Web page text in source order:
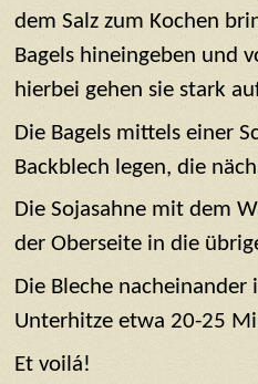
dem Salz zum Kochen
Bagels hineingeben und
hierbei gehen sie stark
Die Bagels mittels einer
Backblech legen, die
Die Sojasahne mit dem
der Oberseite in die
Die Bleche nacheinander
Unterhitze etwa 20-25
Et voilá!